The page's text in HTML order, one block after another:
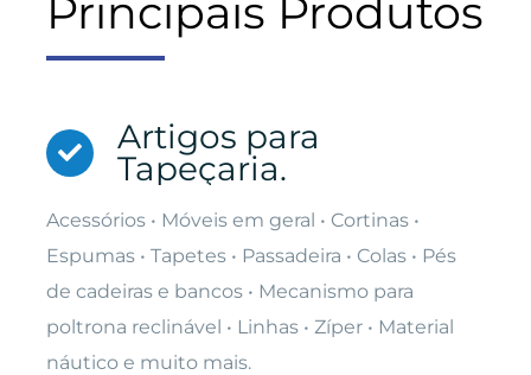
Principais Produtos
Artigos para
Tapeçaria.
Acessórios • Móveis em geral • Cortinas •
Espumas • Tapetes • Passadeira • Colas • Pés
de cadeiras e bancos • Mecanismo para
poltrona reclinável • Linhas • Zíper • Material
náutico e muito mais.